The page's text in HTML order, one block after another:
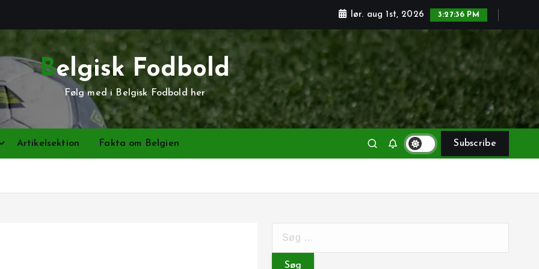
lør. aug 1st, 2026 3:27:37 PM
Belgisk Fodbold
Følg med i Belgisk Fodbold her
Artikelsektion Fakta om Belgien Subscribe